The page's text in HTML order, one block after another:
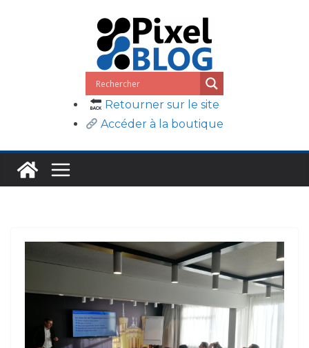
Retourner sur le site
Accéder à la boutique